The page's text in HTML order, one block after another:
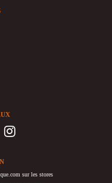
sur les stores